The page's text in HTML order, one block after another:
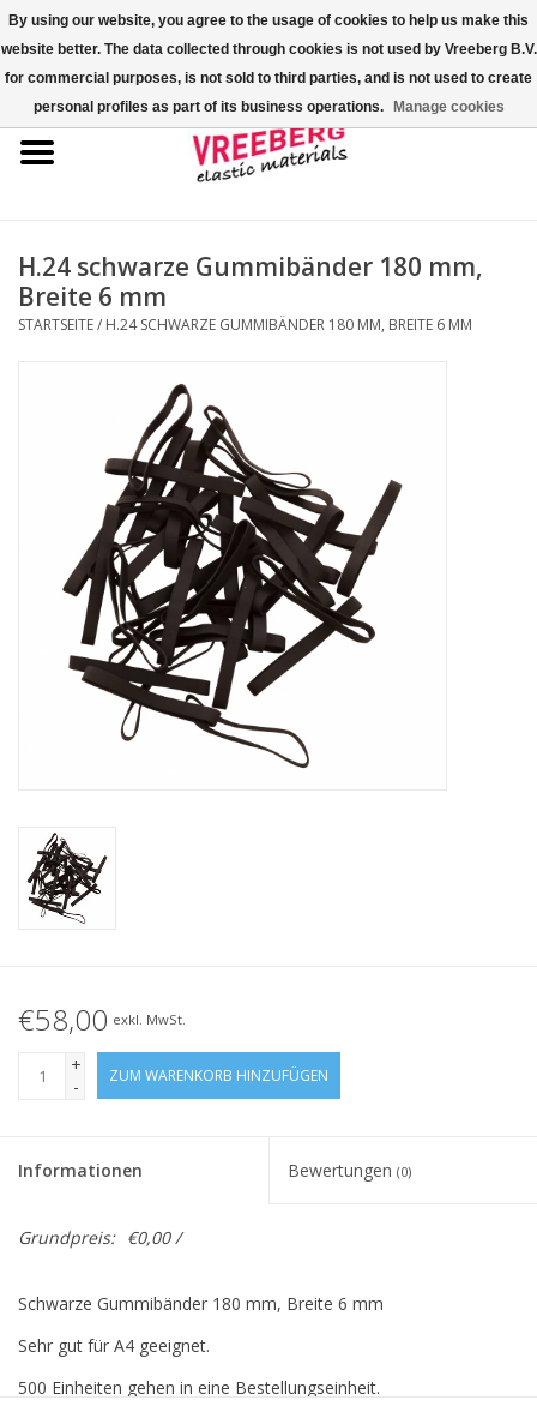
0 Artikel - €0,00
Startseite
Bunte Gummibänder
Gummispannseile
Kreuzgummibänder/X-Bands
Fastfix-Spannbänder
Geknotete Elastikschlaufe
Schwarze Gummibänder –
Sonderangebot!
H.24 schwarze Gummibänder 180 mm,
Breite 6 mm
STARTSEITE/ H.24 SCHWARZE GUMMIBÄNDER 180 MM, BREITE 6 MM
€58,00 exkl. MwSt.
+
-
ZUM WARENKORB HINZUFÜGEN
Informationen Bewertungen (0)
Grundpreis: €0,00 /
Schwarze Gummibänder 180 mm, Breite 6 mm
Sehr gut für A4 geeignet.
500 Einheiten gehen in eine Bestellungseinheit.
By using our website, you agree to the usage of cookies to help us make this
website better. The data collected through cookies is not used by Vreeberg B.V.
for commercial purposes, is not sold to third parties, and is not used to create
personal profiles as part of its business operations.
Manage cookies